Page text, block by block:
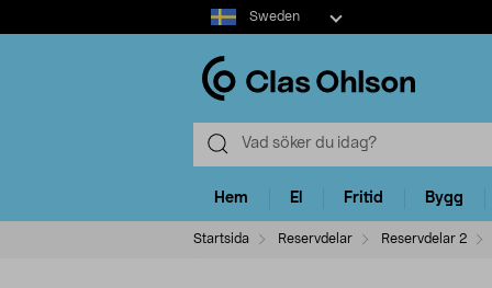
Select
market
Sweden
Hem El Fritid Bygg
Startsida Reservdelar Reservdelar 2